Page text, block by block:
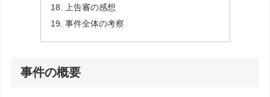
上告審の感想
事件全体の考察
事件の概要